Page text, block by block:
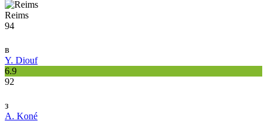
Reims
94
в
Y. Diouf
6.9
92
з
A. Koné